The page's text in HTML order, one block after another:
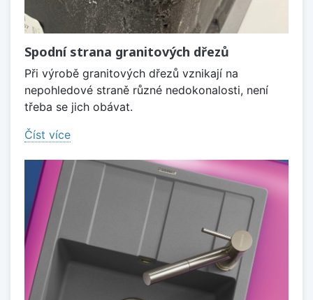
Spodní strana granitových dřezů
Při výrobě granitových dřezů vznikají na
nepohledové straně různé nedokonalosti, není
třeba se jich obávat.
Číst více